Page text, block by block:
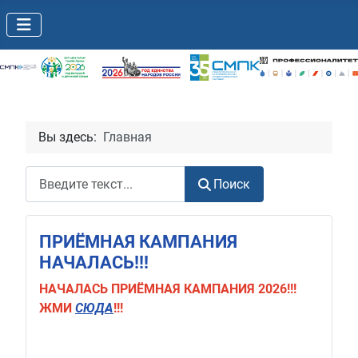
Вы здесь: Главная
Поиск
ПРИЁМНАЯ КАМПАНИЯ
НАЧАЛАСЬ!!!
НАЧАЛАСЬ ПРИЁМНАЯ КАМПАНИЯ 2026!!!
ЖМИ СЮДА!!!